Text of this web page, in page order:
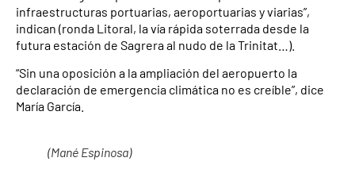
infraestructuras portuarias, aeroportuarias y viarias”,
indican (ronda Litoral, la vía rápida soterrada desde la
futura estación de Sagrera al nudo de la Trinitat…).
“Sin una oposición a la ampliación del aeropuerto la
declaración de emergencia climática no es creíble”, dice
María García.
(Mané Espinosa)